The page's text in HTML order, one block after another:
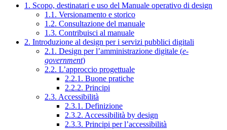
1. Scopo, destinatari e uso del Manuale operativo di design
1.1. Versionamento e storico
1.2. Consultazione del manuale
1.3. Contribuisci al manuale
2. Introduzione al design per i servizi pubblici digitali
2.1. Design per l’amministrazione digitale (e-
government)
2.2. L’approccio progettuale
2.2.1. Buone pratiche
2.2.2. Principi
2.3. Accessibilità
2.3.1. Definizione
2.3.2. Accessibilità by design
2.3.3. Principi per l’accessibilità